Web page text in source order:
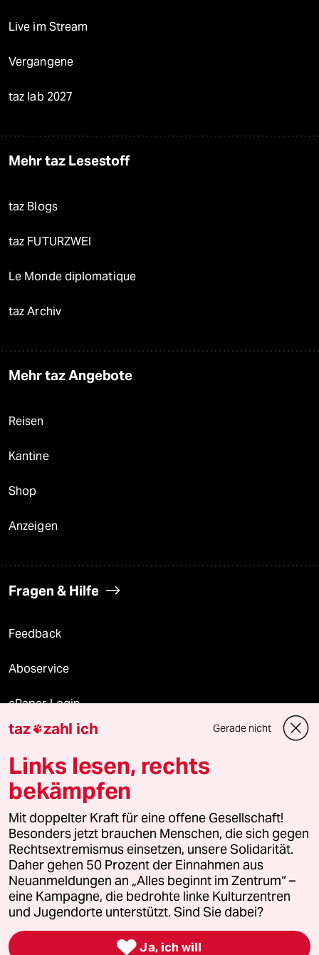
Live im Stream
Vergangene
taz lab 2027
Mehr taz Lesestoff
taz Blogs
taz FUTURZWEI
Le Monde diplomatique
taz Archiv
Mehr taz Angebote
Reisen
Kantine
Shop
Anzeigen
Fragen & Hilfe
Feedback
Aboservice
ePaper Login
Downloads für Abonnierende
© 2026 taz Verlags und Vertriebs GmbH
Alle Rechte vorbehalten. Bei rechtlichen Fragen oder für Genehmigungen
wenden Sie sich bitte an
lizenzen@taz.de
Feedback Redaktionsstatut Kommune-Richtlinien
Leitlinie Informant Datenschutz Impressum AGB
Seitenwende Einwilligungen widerrufen (Ads)
taz zahl ich Gerade nicht
Links lesen, rechts
bekämpfen
Mit doppelter Kraft für eine offene Gesellschaft!
Besonders jetzt brauchen Menschen, die sich gegen
Rechtsextremismus einsetzen, unsere Solidarität.
Daher gehen 50 Prozent der Einnahmen aus
Neuanmeldungen an „Alles beginnt im Zentrum“ –
eine Kampagne, die bedrohte linke Kulturzentren
und Jugendorte unterstützt. Sind Sie dabei?
 Ja, ich will